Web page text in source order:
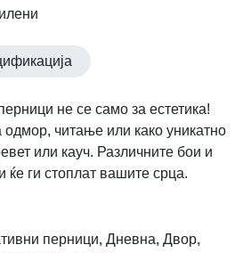
не се само за естетика!
читање или како уникатно
или кауч. Различните бои и
ќе ги стоплат вашите срца.
перници, Дневна, Двор,